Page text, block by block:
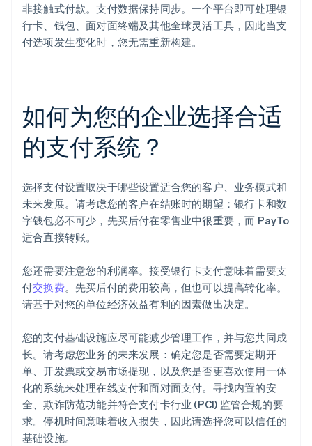
非接触式付款。支付数据保持同步。一个平台即可处理银
行卡、钱包、面对面终端及其他全球灵活工具，因此当支
付选项发生变化时，您无需重新构建。
如何为您的企业选择合适
的支付系统？
选择支付设置取决于哪些设置适合您的客户、业务模式和
未来发展。请考虑您的客户在结账时的期望：银行卡和数
字钱包必不可少，先买后付在零售业中很重要，而 PayTo
适合直接转账。
您还需要注意您的利润率。接受银行卡支付意味着需要支
付交换费。先买后付的费用较高，但也可以提高转化率。
请基于对您的单位经济效益有利的因素做出决定。
您的支付基础设施应尽可能减少管理工作，并与您共同成
长。请考虑您业务的未来发展：确定您是否需要定期开
单、开发票或交易市场提现，以及您是否更喜欢使用一体
化的系统来处理在线支付和面对面支付。寻找内置的安
全、欺诈防范功能并符合支付卡行业 (PCI) 监管合规的要
求。停机时间意味着收入损失，因此请选择您可以信任的
基础设施。